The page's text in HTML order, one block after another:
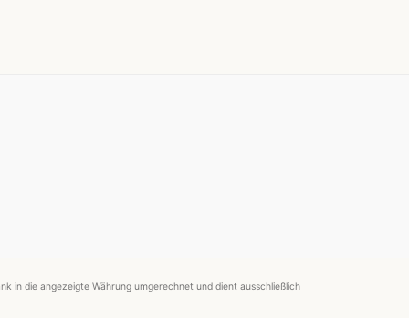
in die angezeigte Währung umgerechnet und dient ausschließlich